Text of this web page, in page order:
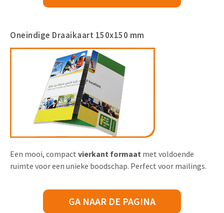
Oneindige Draaikaart 150x150 mm
Een mooi, compact vierkant formaat met voldoende
ruimte voor een unieke boodschap. Perfect voor mailings.
GA NAAR DE PAGINA